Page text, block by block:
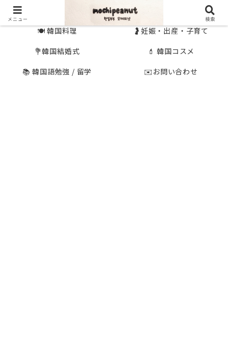
🍽 韓国料理
🤰妊娠・出産・子育て
💐韓国結婚式
💄 韓国コスメ
📚 韓国語勉強 / 留学
✉️お問い合わせ
メニュー 検索